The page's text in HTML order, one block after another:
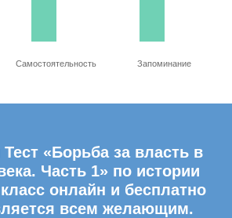
Самостоятельность Запоминание
«Борьба за власть в
Часть 1» по истории
онлайн и бесплатно
всем желающим.